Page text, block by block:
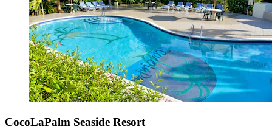
CocoLaPalm Seaside Resort